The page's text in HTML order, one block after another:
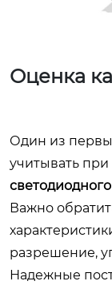
Оценка
Один из
учитывать
Важно
разрешение,
Надежные